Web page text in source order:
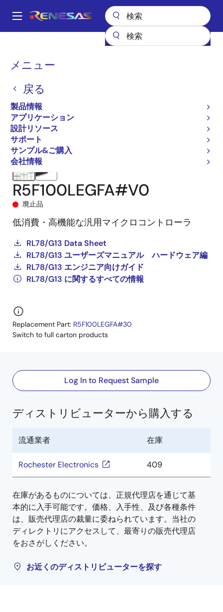
ン
Main
メニュー
戻る
製品情報
アプリケーション
設計リソース
サポート
サンプル&ご購入
会社情報
パ
く
ず
マイクロコントローラとマイクロプロセッサ
R5F100LEGFA#V0
廃止品
低消費・高機能な汎用マイクロコントローラ
RL78/G13 Data Sheet
RL78/G13 ユーザーズマニュアル ハードウェア編
RL78/G13 エンジニア向けガイド
RL78/G13 に関するすべての情報
Replacement Part: R5F100LEGFA#30
Switch to full carton products
Log In to Request Sample
ディストリビューターから購入する
流通業者 在庫
Rochester Electronics 409
在庫があるものについては、正規代理店を通じて基
本的に入手可能です。価格、入手性、及び各種条件
は、販売代理店の裁量に委ねられています。当社の
ディレクトリにアクセスして、最寄りの販売代理店
をおさがしください。
お近くのディストリビューターを探す